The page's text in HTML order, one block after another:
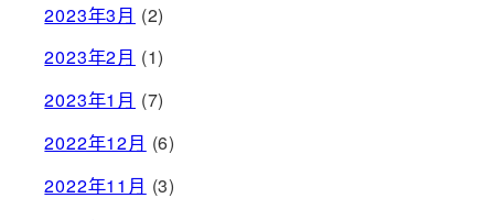
2023年3月 (2)
2023年2月 (1)
2023年1月 (7)
2022年12月 (6)
2022年11月 (3)